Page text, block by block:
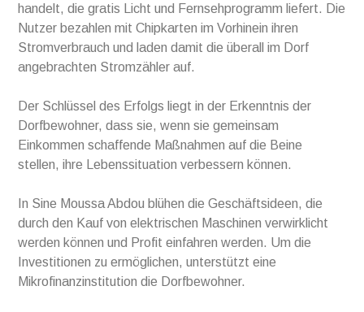
handelt, die gratis Licht und Fernsehprogramm liefert. Die
Nutzer bezahlen mit Chipkarten im Vorhinein ihren
Stromverbrauch und laden damit die überall im Dorf
angebrachten Stromzähler auf.
Der Schlüssel des Erfolgs liegt in der Erkenntnis der
Dorfbewohner, dass sie, wenn sie gemeinsam
Einkommen schaffende Maßnahmen auf die Beine
stellen, ihre Lebenssituation verbessern können.
In Sine Moussa Abdou blühen die Geschäftsideen, die
durch den Kauf von elektrischen Maschinen verwirklicht
werden können und Profit einfahren werden. Um die
Investitionen zu ermöglichen, unterstützt eine
Mikrofinanzinstitution die Dorfbewohner.